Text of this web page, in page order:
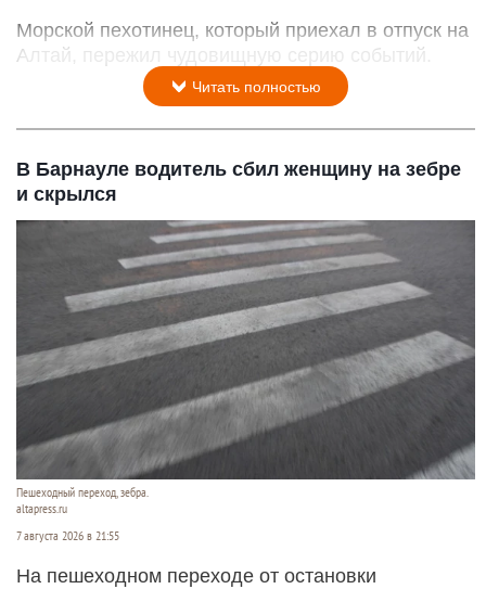
Морской пехотинец, который приехал в отпуск на
Алтай, пережил чудовищную серию событий.
Читать полностью
В Барнауле водитель сбил женщину на зебре
и скрылся
Пешеходный переход, зебра.
altapress.ru
7 августа 2026 в 21:55
На пешеходном переходе от остановки